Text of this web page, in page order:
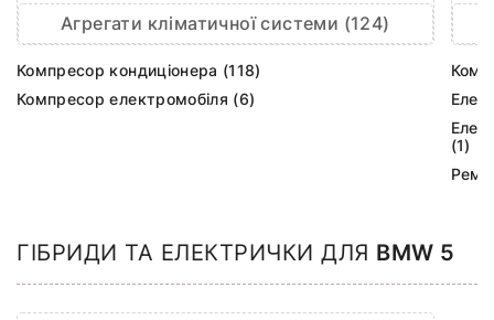
Агрегати кліматичної системи (124)
Компресор кондиціонера (118)
Компресор електромобіля (6)
(1)
ГІБРИДИ ТА ЕЛЕКТРИЧКИ ДЛЯ BMW 5